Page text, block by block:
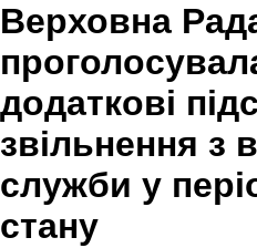
Верховна
додаткові
звільнення з
служби у
стану